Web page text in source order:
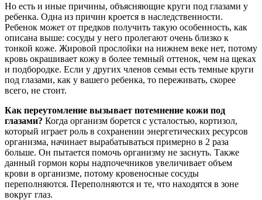
Но есть и иные причины, объясняющие круги под глазами у
ребенка. Одна из причин кроется в наследственности.
Ребенок может от предков получить такую особенность, как
описана выше: сосуды у него пролегают очень близко к
тонкой коже. Жировой прослойки на нижнем веке нет, потому
кровь окрашивает кожу в более темный оттенок, чем на щеках
и подбородке. Если у других членов семьи есть темные круги
под глазами, как у вашего ребенка, то переживать, скорее
всего, не стоит.
Как переутомление вызывает потемнение кожи под
глазами? Когда организм борется с усталостью, кортизол,
который играет роль в сохранении энергетических ресурсов
организма, начинает вырабатываться примерно в 2 раза
больше. Он пытается помочь организму не заснуть. Также
данный гормон коры надпочечников увеличивает объем
крови в организме, потому кровеносные сосуды
переполняются. Переполняются и те, что находятся в зоне
вокруг глаз.